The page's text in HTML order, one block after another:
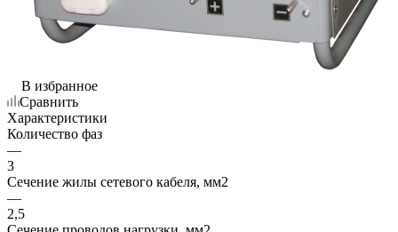
В избранное
Сравнить
Характеристики
Количество фаз
—
3
Сечение жилы сетевого кабеля, мм2
—
2,5